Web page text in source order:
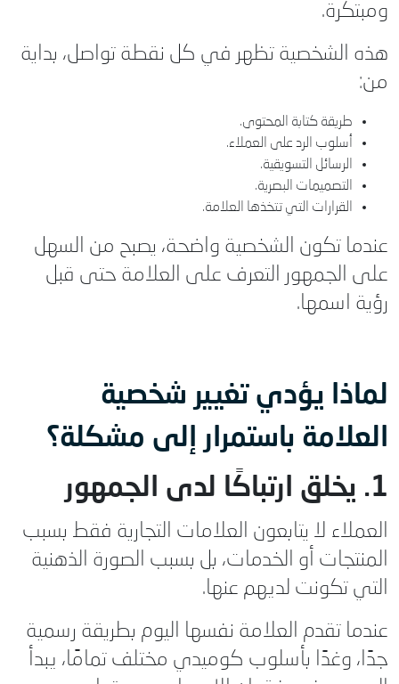
ومبتكرة.
هذه الشخصية تظهر في كل نقطة تواصل، بداية
من:
طريقة كتابة المحتوى.
أسلوب الرد على العملاء.
الرسائل التسويقية.
التصميمات البصرية.
القرارات التي تتخذها العلامة.
عندما تكون الشخصية واضحة، يصبح من السهل
على الجمهور التعرف على العلامة حتى قبل
رؤية اسمها.
لماذا يؤدي تغيير شخصية
العلامة باستمرار إلى مشكلة؟
1. يخلق ارتباكًا لدى الجمهور
العملاء لا يتابعون العلامات التجارية فقط بسبب
المنتجات أو الخدمات، بل بسبب الصورة الذهنية
التي تكونت لديهم عنها.
عندما تقدم العلامة نفسها اليوم بطريقة رسمية
جدًا، وغدًا بأسلوب كوميدي مختلف تمامًا، يبدأ